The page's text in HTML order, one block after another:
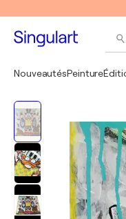
NouveautésPeinture